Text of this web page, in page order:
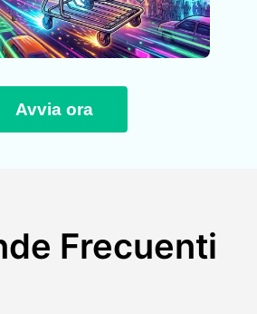
Avvia ora
Frecuenti